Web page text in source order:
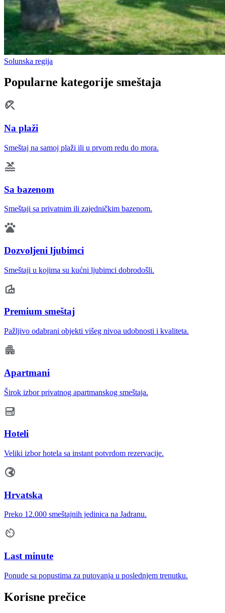
Solunska regija
Popularne kategorije smeštaja
Na plaži
Smeštaj na samoj plaži ili u prvom redu do mora.
Sa bazenom
Smeštaji sa privatnim ili zajedničkim bazenom.
Dozvoljeni ljubimci
Smeštaji u kojima su kućni ljubimci dobrodošli.
Premium smeštaj
Pažljivo odabrani objekti višeg nivoa udobnosti i kvaliteta.
Apartmani
Širok izbor privatnog apartmanskog smeštaja.
Hoteli
Veliki izbor hotela sa instant potvrdom rezervacije.
Hrvatska
Preko 12.000 smeštajnih jedinica na Jadranu.
Last minute
Ponude sa popustima za putovanja u poslednjem trenutku.
Korisne prečice